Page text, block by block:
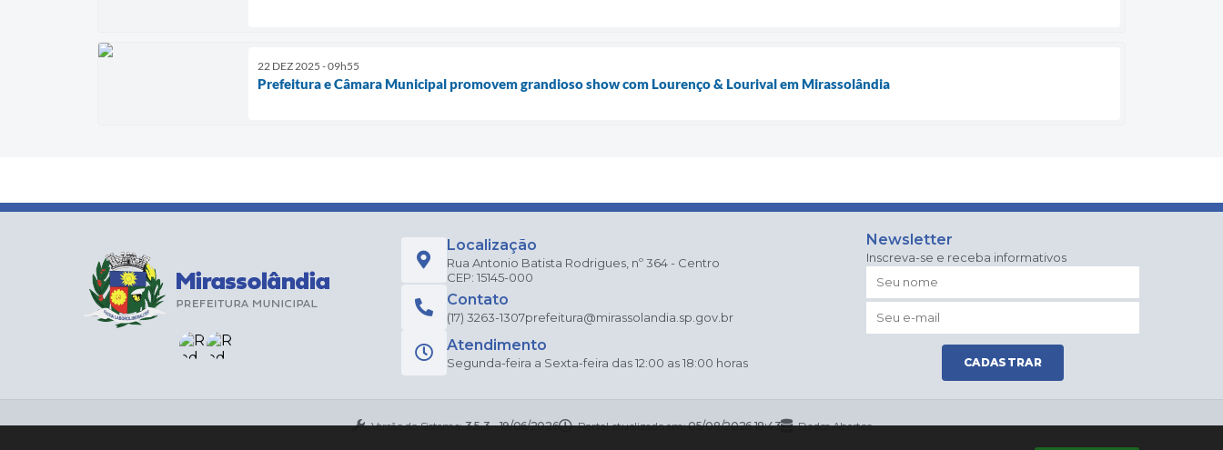
22 DEZ 2025 - 09h55
Prefeitura e Câmara Municipal promovem grandioso show com Lourenço & Lourival em Mirassolândia
Localização
Rua Antonio Batista Rodrigues, nº 364 - Centro
CEP: 15145-000
Contato
(17) 3263-1307prefeitura@mirassolandia.sp.gov.br
Atendimento
Segunda-feira a Sexta-feira das 12:00 as 18:00 horas
Newsletter
Inscreva-se e receba informativos
CADASTRAR
Versão do Sistema:3.5.3 - 19/06/2026 Portal atualizado em:05/08/2026 18:43 Dados Abertos